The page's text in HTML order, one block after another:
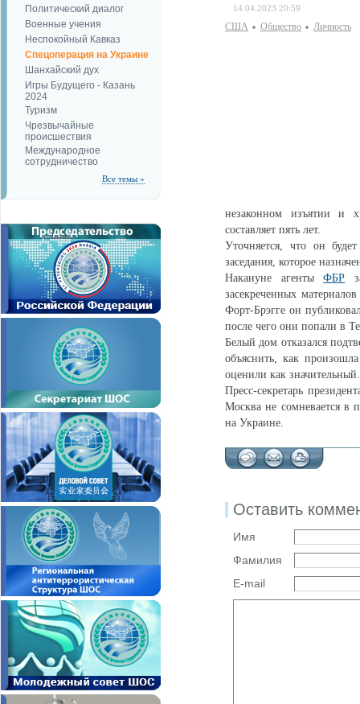
Политический диалог
Военные учения
Неспокойный Кавказ
Спецоперация на Украине
Шанхайский дух
Игры Будущего - Казань
2024
Туризм
Чрезвычайные
происшествия
Международное
сотрудничество
Все темы »
14.04.2023 20:59
США Общество Личность
незаконном изъятии и
составляет пять лет.
Уточняется, что он
заседания, которое
Накануне агентыФБР
засекреченных
Форт-Брэгге он
после чего они попали в
Белый дом отказался
объяснить, как
оценили как значительный.
Пресс-секретарь
Москва не сомневается в
на Украине.
Оставить
Имя
Фамилия
E-mail